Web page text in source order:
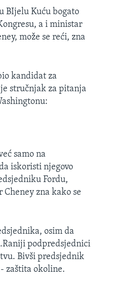
BIjelu Kuću bogato
a i ministar
može se reći, zna
kandidat za
stručnjak za pitanja
samo na
iskoristi njegovo
Fordu,
zna kako se
osim da
podpredsjednici
Bivši predsjednik
zaštita okoline.